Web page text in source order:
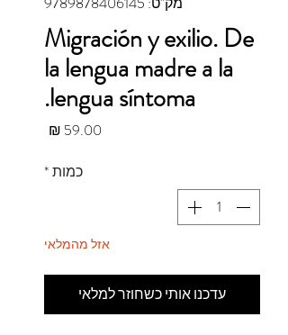
Migración y exilio. De
la lengua madre a la
lengua síntoma.
כמות*
אזל מהמלאי
עדכנו אותי כשחוזר למלאי